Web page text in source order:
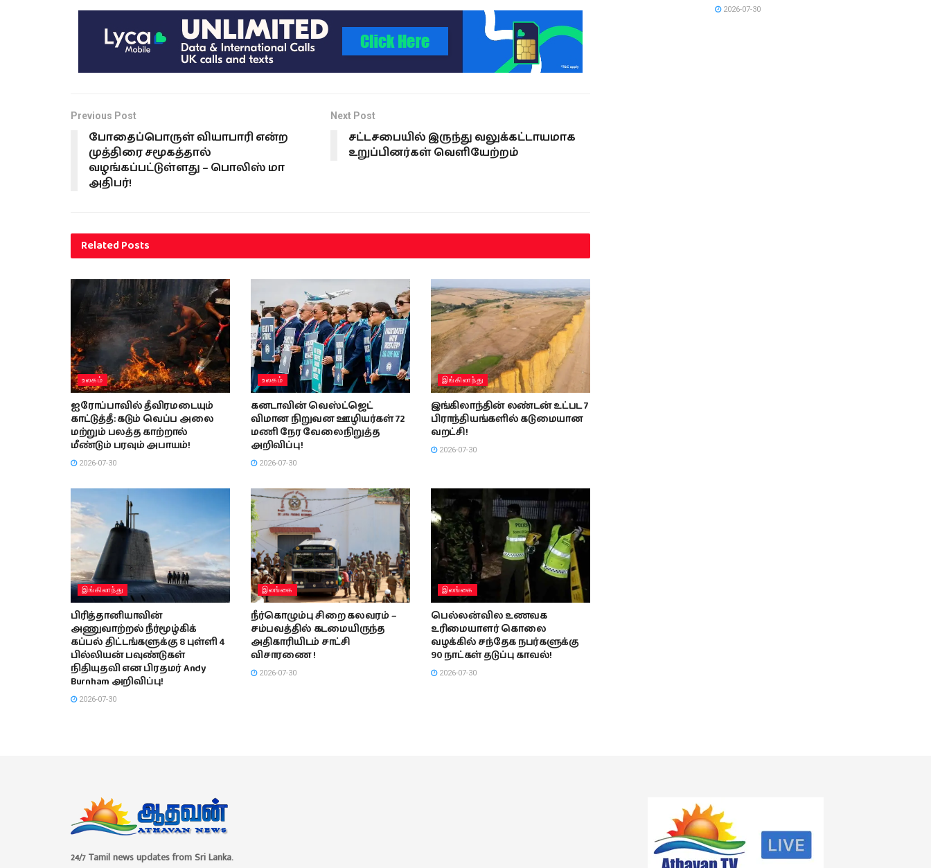
Previous Post
போதைப்பொருள் வியாபாரி என்ற
முத்திரை சமூகத்தால்
வழங்கப்பட்டுள்ளது – பொலிஸ் மா
அதிபர்!
Next Post
சட்டசபையில் இருந்து வலுக்கட்டாயமாக
உறுப்பினர்கள் வெளியேற்றம்
RelatedPosts
உலகம்
ஐரோப்பாவில் தீவிரமடையும்
காட்டுத்தீ: கடும் வெப்ப அலை
மற்றும் பலத்த காற்றால்
மீண்டும் பரவும் அபாயம்!
2026-07-30
உலகம்
கனடாவின் வெஸ்ட்ஜெட்
விமான நிறுவன ஊழியர்கள் 72
மணி நேர வேலைநிறுத்த
அறிவிப்பு!
2026-07-30
இங்கிலாந்து
இங்கிலாந்தின் லண்டன் உட்பட 7
பிராந்தியங்களில் கடுமையான
வறட்சி!
2026-07-30
இங்கிலாந்து
பிரித்தானியாவின்
அணுவாற்றல் நீர்மூழ்கிக்
கப்பல் திட்டங்களுக்கு 8 புள்ளி 4
பில்லியன் பவுண்டுகள்
நிதியுதவி என பிரதமர் Andy
Burnham அறிவிப்பு!
2026-07-30
இலங்கை
நீர்கொழும்பு சிறை கலவரம் –
சம்பவத்தில் கடமையிருந்த
அதிகாரியிடம் சாட்சி
விசாரணை !
2026-07-30
இலங்கை
பெல்லன்வில உணவக
உரிமையாளர் கொலை
வழக்கில் சந்தேக நபர்களுக்கு
90 நாட்கள் தடுப்பு காவல்!
2026-07-30
2026-07-30
24/7 Tamil news updates from Sri Lanka.